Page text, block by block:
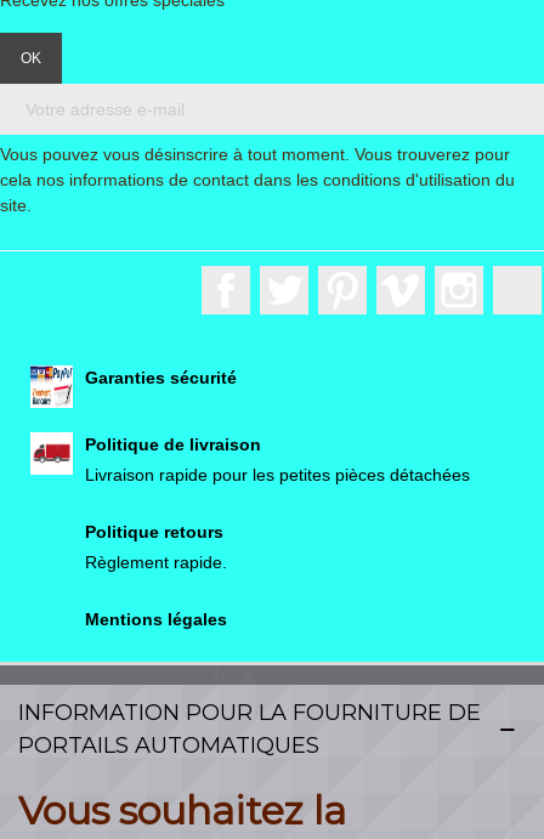
Vous pouvez vous désinscrire à tout moment. Vous trouverez pour
cela nos informations de contact dans les conditions d'utilisation du
site.
Garanties sécurité
Politique de livraison
Livraison rapide pour les petites pièces détachées
Politique retours
Règlement rapide.
Mentions légales
INFORMATION POUR LA FOURNITURE DE
PORTAILS AUTOMATIQUES
Vous souhaitez la